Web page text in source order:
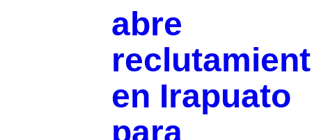
abre
en Irapuato
para